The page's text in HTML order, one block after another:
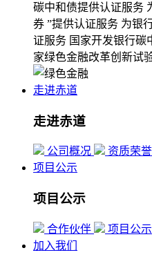
碳中和债提供认证服务
券 ”提供认证服务 为银
证服务 国家开发银行碳
家绿色金融改革创新试
走进赤道
走进赤道
公司概况 资质荣誉
项目公示
项目公示
合作伙伴
项目公示
加入我们